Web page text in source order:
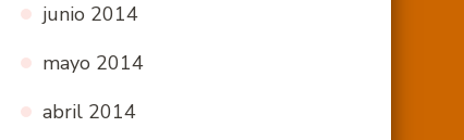
junio 2014
mayo 2014
abril 2014